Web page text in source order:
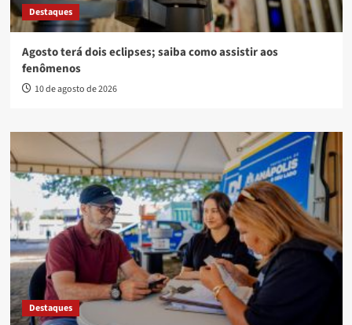
Destaques
Agosto terá dois eclipses; saiba como assistir aos
fenômenos
10 de agosto de 2026
Destaques